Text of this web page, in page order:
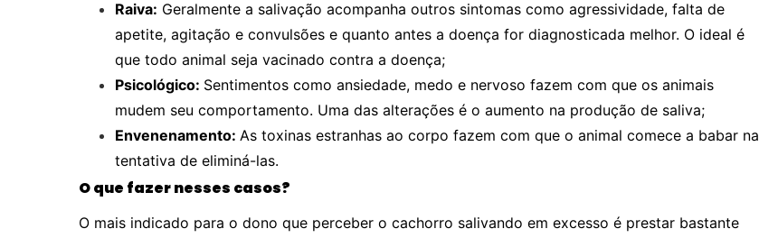
Raiva: Geralmente a salivação acompanha outros sintomas como agressividade, falta de
apetite, agitação e convulsões e quanto antes a doença for diagnosticada melhor. O ideal é
que todo animal seja vacinado contra a doença;
Psicológico: Sentimentos como ansiedade, medo e nervoso fazem com que os animais
mudem seu comportamento. Uma das alterações é o aumento na produção de saliva;
Envenenamento: As toxinas estranhas ao corpo fazem com que o animal comece a babar na
tentativa de eliminá-las.
O que fazer nesses casos?
O mais indicado para o dono que perceber o cachorro salivando em excesso é prestar bastante